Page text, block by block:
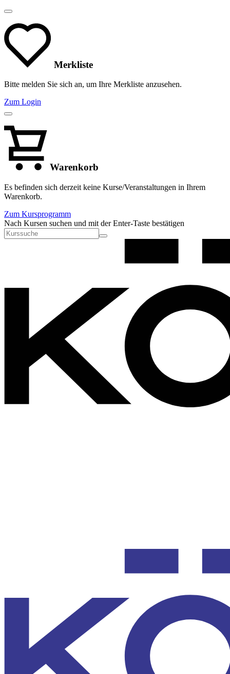
Merkliste
Bitte melden Sie sich an, um Ihre Merkliste anzusehen.
Zum Login
Warenkorb
Es befinden sich derzeit keine Kurse/Veranstaltungen in Ihrem
Warenkorb.
Zum Kursprogramm
Nach Kursen suchen und mit der Enter-Taste bestätigen